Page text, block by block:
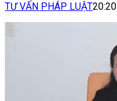
TƯ VẤN PHÁP LUẬT20:20